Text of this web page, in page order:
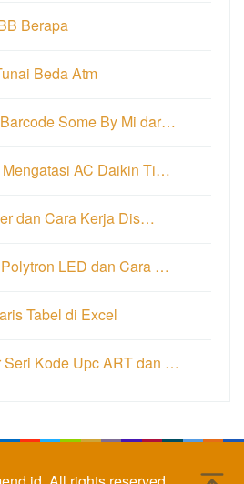
Berapa
Beda Atm
Some By Mi dar…
AC Daikin Ti…
dan Cara Kerja Dis…
LED dan Cara …
Tabel di Excel
Seri Kode Upc ART dan …